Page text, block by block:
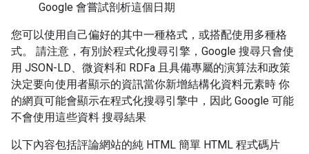
Google 會嘗試剖析這個日期
您可以使用自己偏好的其中一種格式，或搭配使用多種格
式。 請注意，有別於程式化搜尋引擎，Google 搜尋只會使
用 JSON-LD、微資料和 RDFa 且具備專屬的演算法和政策
決定要向使用者顯示的資訊當你新增結構化資料元素時 你
的網頁可能會顯示在程式化搜尋引擎中，因此 Google 可能
不會使用這些資料 搜尋結果
以下內容包括評論網站的純 HTML 簡單 HTML 程式碼片